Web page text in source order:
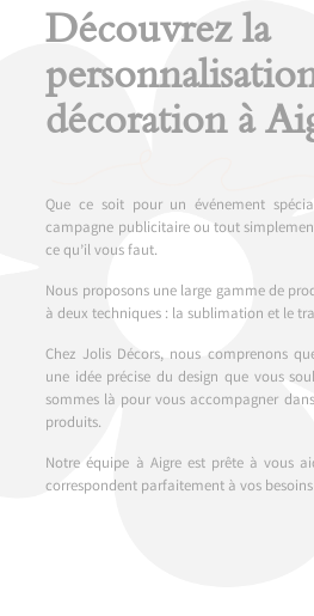
Découvrez la
décoration à
Que ce soit pour un événement
campagne publicitaire ou tout
ce qu’il vous faut.
Nous proposons une large gamme de
à deux techniques : la sublimation et le
Chez Jolis Décors, nous comprenons
une idée précise du design que vous
sommes là pour vous accompagner
produits.
Notre équipe à Aigre est prête à vous
correspondent parfaitement à vos